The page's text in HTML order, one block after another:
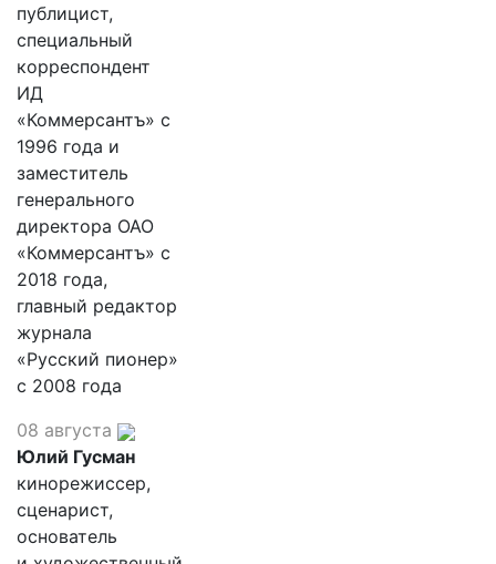
публицист,
специальный
корреспондент
ИД
«Коммерсантъ» с
1996 года и
заместитель
генерального
директора ОАО
«Коммерсантъ» с
2018 года,
главный редактор
журнала
«Русский пионер»
с 2008 года
08 августа
Юлий Гусман
кинорежиссер,
сценарист,
основатель